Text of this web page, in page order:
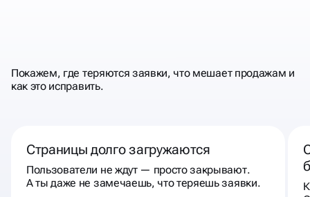
ОБРАТИТЬСЯ
Покажем, где теряются заявки, что мешает продажам и
как это исправить.
Страницы долго загружаются
Пользователи не ждут — просто закрывают.
А ты даже не замечаешь, что теряешь заявки.